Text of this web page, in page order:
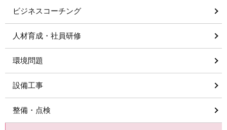
ビジネスコーチング
人材育成・社員研修
環境問題
設備工事
整備・点検